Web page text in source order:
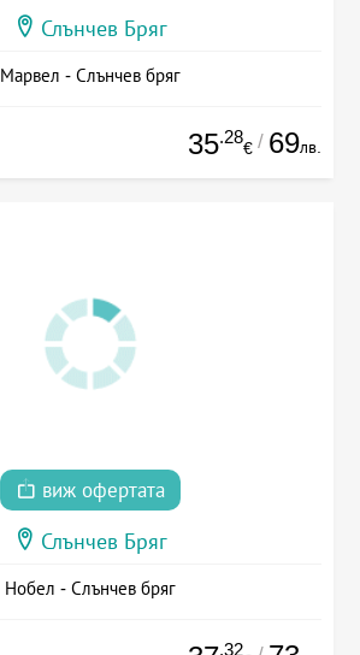
Слънчев Бряг
Марвел - Слънчев бряг
35.28
€ / 69лв.
виж офертата
Слънчев Бряг
Нобел - Слънчев бряг
.32